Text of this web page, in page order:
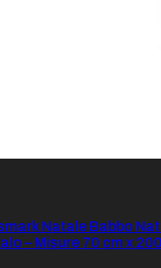
Natale Babbo
– Misure 70 cm x